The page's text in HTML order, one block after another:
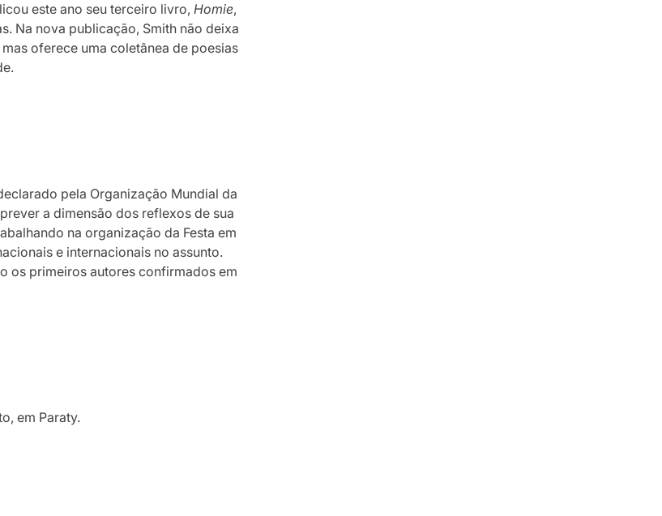
este ano seu terceiro livro,Homie,
Na nova publicação, Smith não deixa
oferece uma coletânea de poesias
pela Organização Mundial da
a dimensão dos reflexos de sua
na organização da Festa em
e internacionais no assunto.
os primeiros autores confirmados em
em Paraty.